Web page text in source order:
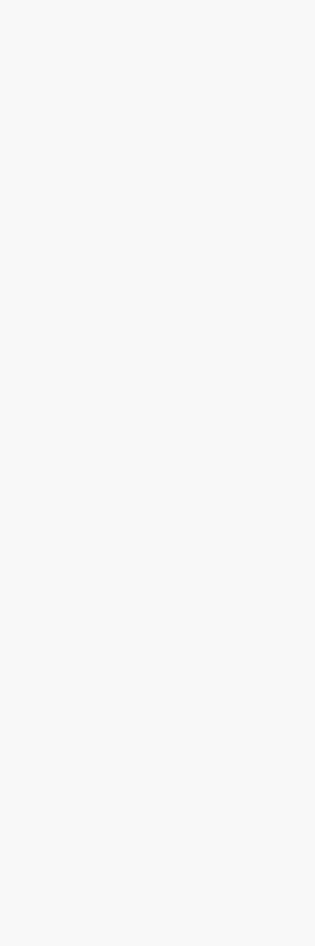
Wie auch immer: Für das Wohl seiner Tiere ist der Tierhalter
vor wenigen Jahrzehnten versteht, wie die Nährstoffe im
Größe und seinem Alter.
bei der tierischen Ernährung.
eine Katze oder einen Hund anschafft braucht etwas mehr
zur Tiernahrung hat. Überhaupt empfiehlt es sich für
Tieren anders: Hier ist die sogenannte Wohnungskatze
vorzuziehen, weil Trockenfutter viel energiereicher ist.
oder – im Gegenteil – barfen, was für die biologisch-
etwa mehr Nahrungsbestandteile für den Knochenbau. Ei kann für
Rudi Rabauke hat eine Vorliebe für Milchprodukte,
und Rosinen, rohe Kartoffeln und Zwiebeln, rohes